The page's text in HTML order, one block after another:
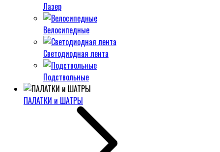
Лазер
Велосипедные
Светодиодная лента
Подствольные
ПАЛАТКИ и ШАТРЫ